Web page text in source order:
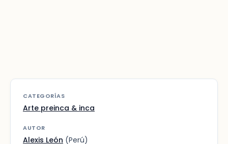
CATEGORÍAS
Arte preinca & inca
AUTOR
Alexis León (Perú)